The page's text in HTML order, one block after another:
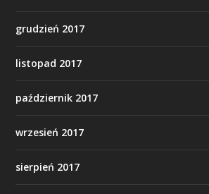
grudzień 2017
listopad 2017
październik 2017
wrzesień 2017
sierpień 2017